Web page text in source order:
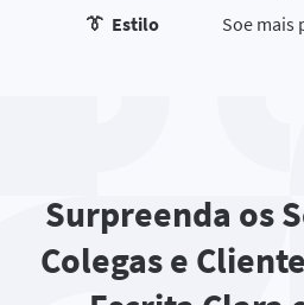
👔 Estilo
Soe mais
Surpreenda os
Colegas e